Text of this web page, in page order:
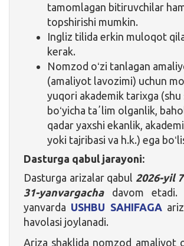
tamomlagan bitiruvchilar
topshirishi mumkin.
Ingliz tilida erkin muloqot
kerak.
Nomzod oʻzi tanlagan
(amaliyot lavozimi) uchun
yuqori akademik tarixga (shu
boʻyicha taʼlim olganlik,
qadar yaxshi ekanlik,
yoki tajribasi va h.k.) ega
Dasturga qabul jarayoni:
Dasturga arizalar qabul 2026-yil
31-yanvargachadavom etadi.
yanvarda USHBU SAHIFAGA
havolasi joylanadi.
Ariza shaklida nomzod amaliyot